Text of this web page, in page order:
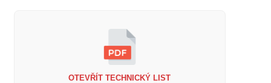
OTEVŘÍT TECHNICKÝ LIST